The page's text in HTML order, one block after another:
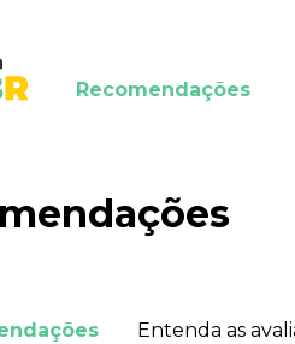
Recomendações
Entenda as